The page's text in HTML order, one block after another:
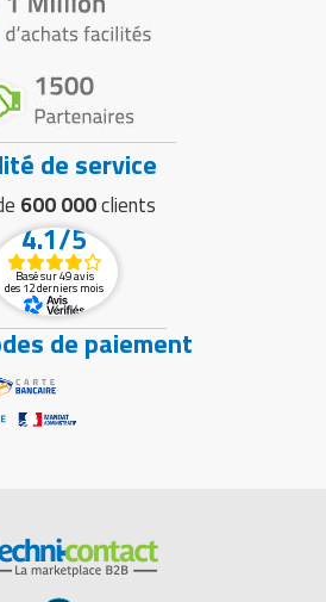
de service
600 000clients
4.1/5
Basé sur 49 avis
des 12 derniers mois
de paiement